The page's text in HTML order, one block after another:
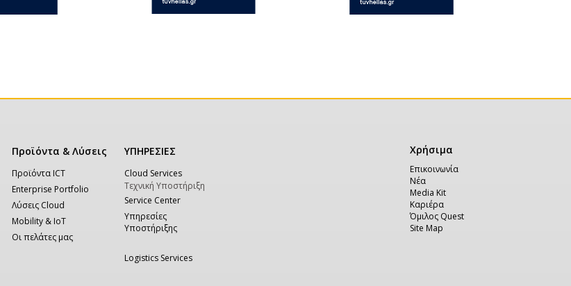
Προϊόντα & Λύσεις
Προϊόντα ICT
Enterprise Portfolio
Λύσεις Cloud
Mobility & IoT
Οι πελάτες μας
ΥΠΗΡΕΣΙΕΣ
Cloud Services
Τεχνική Υποστήριξη
Service Center
Υπηρεσίες
Υποστήριξης
Logistics Services
Χρήσιμα
Χρήσιμα
Επικοινωνία
Νέα
Media Kit
Καριέρα
Όμιλος Quest
Site Map